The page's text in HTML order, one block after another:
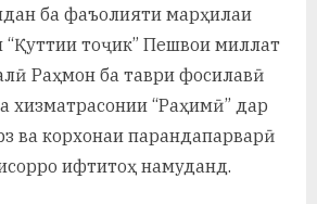
у
с
р
а
в
ба фаъолияти марҳилаи
тоҷик” Пешвои миллат
Раҳмон ба таври фосилавӣ
хизматрасонии “Раҳимӣ” дар
ва корхонаи парандапарварӣ
ифтитоҳ намуданд.